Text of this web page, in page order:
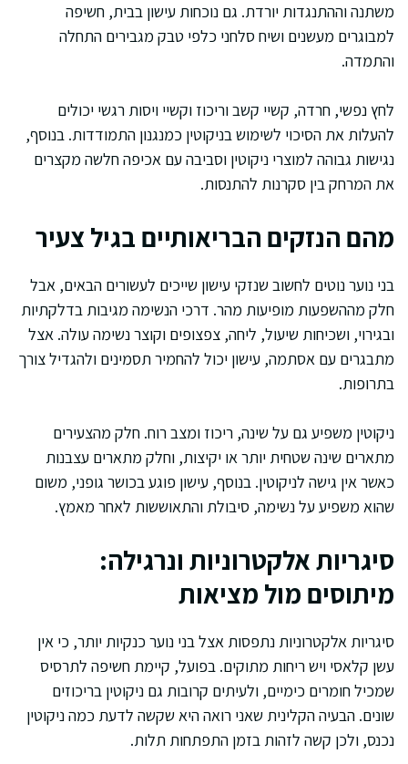
משתנה וההתנגדות יורדת. גם נוכחות עישון בבית, חשיפה
למבוגרים מעשנים ושיח סלחני כלפי טבק מגבירים התחלה
והתמדה.
לחץ נפשי, חרדה, קשיי קשב וריכוז וקשיי ויסות רגשי יכולים
להעלות את הסיכוי לשימוש בניקוטין כמנגנון התמודדות. בנוסף,
נגישות גבוהה למוצרי ניקוטין וסביבה עם אכיפה חלשה מקצרים
את המרחק בין סקרנות להתנסות.
מהם הנזקים הבריאותיים בגיל צעיר
בני נוער נוטים לחשוב שנזקי עישון שייכים לעשורים הבאים, אבל
חלק מההשפעות מופיעות מהר. דרכי הנשימה מגיבות בדלקתיות
ובגירוי, ושכיחות שיעול, ליחה, צפצופים וקוצר נשימה עולה. אצל
מתבגרים עם אסתמה, עישון יכול להחמיר תסמינים ולהגדיל צורך
בתרופות.
ניקוטין משפיע גם על שינה, ריכוז ומצב רוח. חלק מהצעירים
מתארים שינה שטחית יותר או יקיצות, וחלק מתארים עצבנות
כאשר אין גישה לניקוטין. בנוסף, עישון פוגע בכושר גופני, משום
שהוא משפיע על נשימה, סיבולת והתאוששות לאחר מאמץ.
סיגריות אלקטרוניות ונרגילה:
מיתוסים מול מציאות
סיגריות אלקטרוניות נתפסות אצל בני נוער כנקיות יותר, כי אין
עשן קלאסי ויש ריחות מתוקים. בפועל, קיימת חשיפה לתרסיס
שמכיל חומרים כימיים, ולעיתים קרובות גם ניקוטין בריכוזים
שונים. הבעיה הקלינית שאני רואה היא שקשה לדעת כמה ניקוטין
נכנס, ולכן קשה לזהות בזמן התפתחות תלות.